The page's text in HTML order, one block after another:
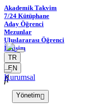
Akademik Takvim
7/24 Kütüphane
Aday Öğrenci
Mezunlar
Uluslararası Öğrenci
İletişim
TR
EN
Kurumsal
Yönetim